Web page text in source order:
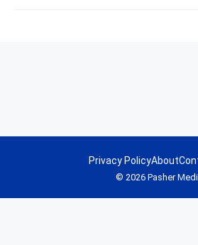
© 2026 Pasher
Privacy PolicyAbout